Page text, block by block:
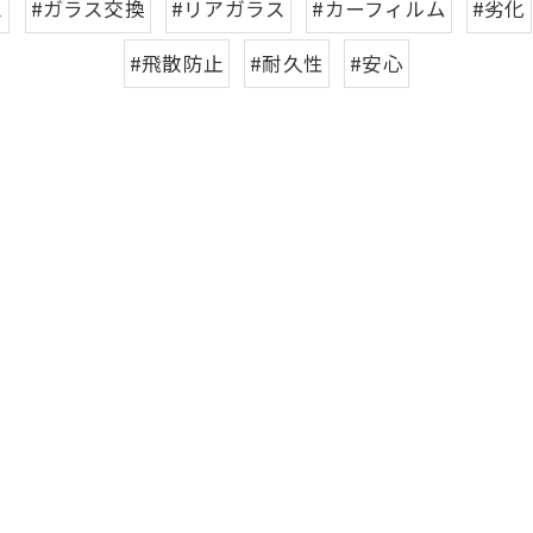
#ガラス交換 #リアガラス #カーフィルム
#劣化
#飛散防止
#耐久性 #安心